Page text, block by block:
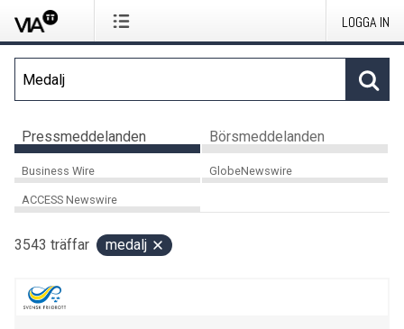
LOGGA IN
Pressmeddelanden Börsmeddelanden
Business Wire GlobeNewswire
ACCESS Newswire
3543 träffar medalj